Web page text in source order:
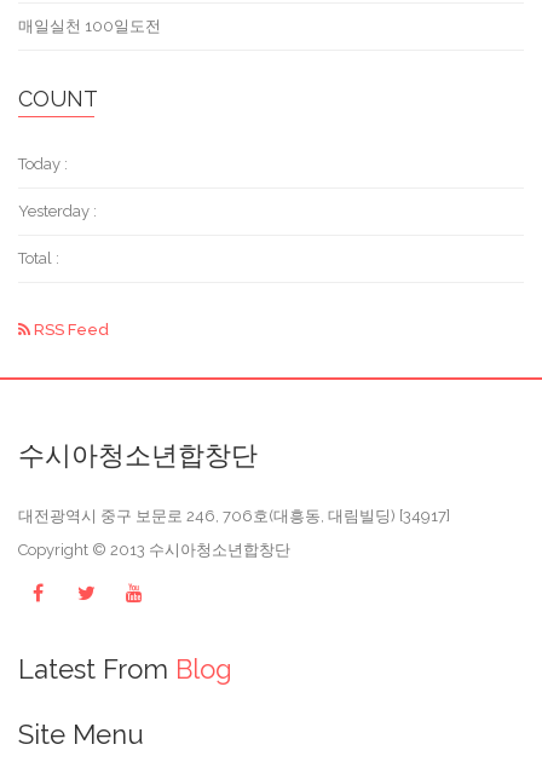
매일실천 100일도전
COUNT
Today :
Yesterday :
Total :
RSS Feed
수시아청소년합창단
대전광역시 중구 보문로 246, 706호(대흥동, 대림빌딩) [34917]
Copyright © 2013 수시아청소년합창단
Latest From Blog
Site Menu